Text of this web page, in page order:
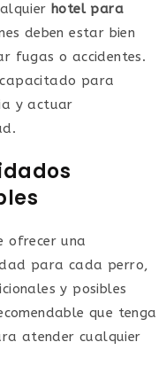
hotel para
deben estar bien
fugas o accidentes.
para
y actuar
ofrecer una
para cada perro,
y posibles
que tenga
atender cualquier